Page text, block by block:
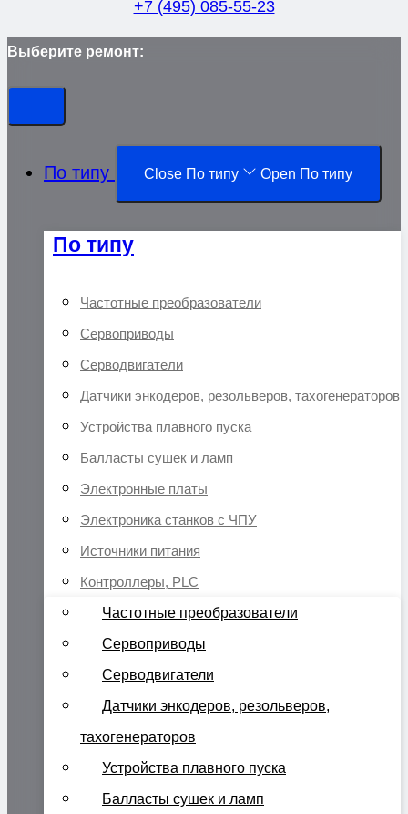
+7 (495) 085-55-23
Выберите ремонт:
По типу Close По типу Open По типу
По типу
Частотные преобразователи
Сервоприводы
Серводвигатели
Датчики энкодеров, резольверов, тахогенераторов
Устройства плавного пуска
Балласты сушек и ламп
Электронные платы
Электроника станков с ЧПУ
Источники питания
Контроллеры, PLC
Частотные преобразователи
Сервоприводы
Серводвигатели
Датчики энкодеров, резольверов,
тахогенераторов
Устройства плавного пуска
Балласты сушек и ламп